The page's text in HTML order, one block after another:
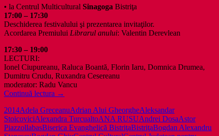
• la Centrul Multicultural Sinagoga Bistriţa
17:00 – 17:30
Deschiderea festivalului şi prezentarea invitaţilor.
Acordarea Premiului Librarul anului: Valentin Derevlean
17:30 – 19:00
LECTURI:
Ionel Ciupureanu, Raluca Boantă, Florin Iaru, Domnica Drumea,
Dumitru Crudu, Ruxandra Cesereanu
moderator: Radu Vancu
Continuă lectura Poezia
la
Bistriţa
şi
→
2014Adela GreceanuAdrian Alui GheorgheAleksandar
StoicoviciAlexandra TurcualtoANA RUSUAndrei DosaAstor
PiazzollabasBiserica Evanghelică BistriţaBistriţaBogdan Alexandru